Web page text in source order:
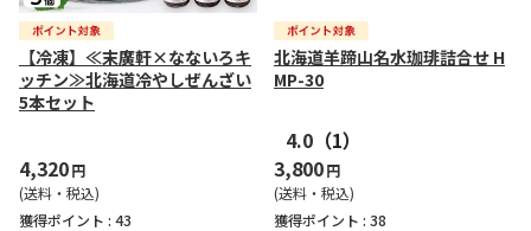
【冷凍】≪末廣軒×なないろキ
ッチン≫北海道冷やしぜんざい
5本セット
4,320円
(送料・税込)
獲得ポイント : 43
北海道羊蹄山名水珈琲詰合せ H
MP-30
4.0 （1）
3,800円
(送料・税込)
獲得ポイント : 38